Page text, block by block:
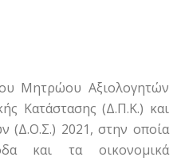
Μητρώου Αξιολογητών
Κατάστασης (Δ.Π.Κ.) και
(Δ.Ο.Σ.) 2021, στην οποία
και τα οικονομικά